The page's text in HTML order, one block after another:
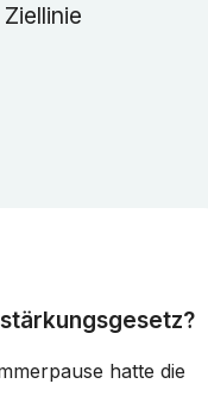
hatte die